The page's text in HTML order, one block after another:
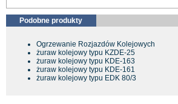
Podobne produkty
Ogrzewanie Rozjazdów Kolejowych
żuraw kolejowy typu KZDE-25
żuraw kolejowy typu KDE-163
żuraw kolejowy typu KDE-161
żuraw kolejowy typu EDK 80/3